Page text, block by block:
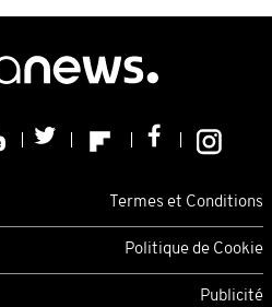
Termes et Conditions
Politique de Cookie
Publicité